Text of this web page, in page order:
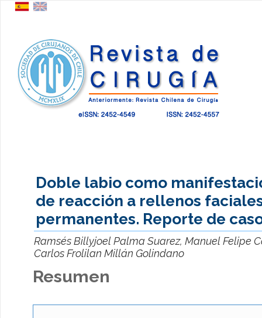
Doble labio como
de reacción a rellenos
permanentes. Reporte de
Ramsés Billyjoel Palma Suarez, Manuel Felipe
Carlos Frolilan Millán Golindano
Resumen